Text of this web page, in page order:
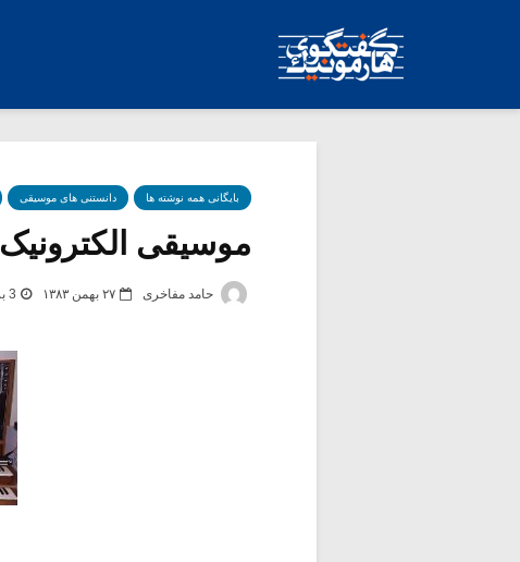
بایگانی همه نوشته ها دانستنی های موسیقی
موسیقی الکترونیک
حامد مفاخری ۲۷ بهمن ۱۳۸۳ 3 برچسب -